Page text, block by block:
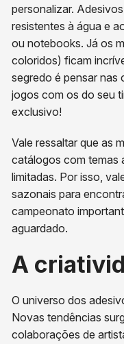
personalizar.
resistentes à água e
ou notebooks. Já os
coloridos) ficam
segredo é pensar nas
jogos com os do seu
exclusivo!
Vale ressaltar que as
catálogos com temas
limitadas. Por isso,
sazonais para
campeonato
aguardado.
A
O universo dos
Novas tendências
colaborações de